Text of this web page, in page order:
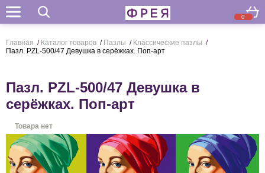
0
Поиск
Главная / Каталог товаров / Пазлы / Классические пазлы /
Пазл. PZL-500/47 Девушка в серёжках. Поп-арт
Пазл. PZL-500/47 Девушка в
серёжках. Поп-арт
Товара нет